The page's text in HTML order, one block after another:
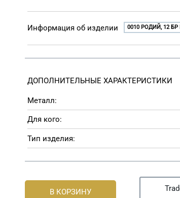
Информация об изделии 0010 РОДИЙ, 12 БР
ДОПОЛНИТЕЛЬНЫЕ ХАРАКТЕРИСТИКИ
Металл:
Для кого:
Тип изделия:
В КОРЗИНУ